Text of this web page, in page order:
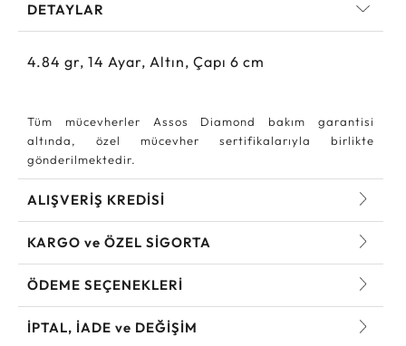
DETAYLAR
4.84 gr, 14 Ayar, Altın, Çapı 6 cm
Tüm mücevherler Assos Diamond bakım garantisi
altında, özel mücevher sertifikalarıyla birlikte
gönderilmektedir.
ALIŞVERİŞ KREDİSİ
KARGO ve ÖZEL SİGORTA
ÖDEME SEÇENEKLERİ
İPTAL, İADE ve DEĞİŞİM